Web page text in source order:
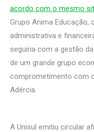
acordo com o mesmo
Grupo Anima Educação,
administrativa e
seguiria com a gestão
de um grande grupo
comprometimento com
Adércia.​
A Unisul emitiu circular